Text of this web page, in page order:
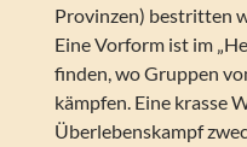
Provinzen) bestritten
Eine Vorform ist im
finden, wo Gruppen
kämpfen. Eine krasse
Überlebenskampf